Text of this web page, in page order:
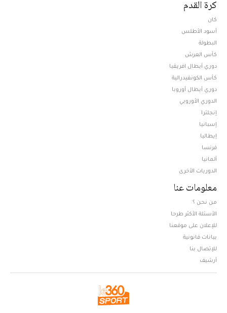
كرة القدم
كان
أسود الأطلس
البطولة
كأس العرش
دوري أبطال افريقيا
كأس الكونفيدرالية
دوري أبطال أوروبا
الدوري الأوروبي
إنجلترا
إسبانيا
إيطاليا
فرنسا
ألمانيا
الدوريات الأخرى
معلومات عنا
من نحن ؟
الأسئلة الأكثر طرحا
للإعلان على موقعنا
بيانات قانونية
للإتصال بنا
أرشيف